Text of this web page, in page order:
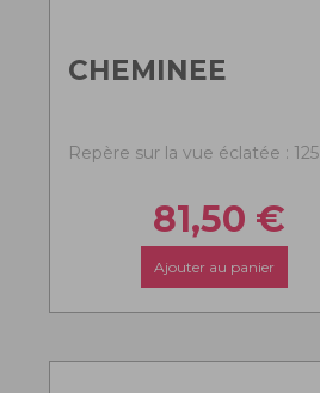
CHEMINEE
Repère sur la vue éclatée : 125
81,50 €
Ajouter au panier